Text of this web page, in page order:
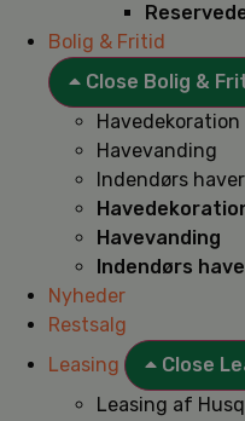
Bolig & Fritid
Close Bolig &
Havedekoration
Havevanding
Indendørs haver
Havevanding
Indendørs
Nyheder
Restsalg
Leasing
Close
Leasing af